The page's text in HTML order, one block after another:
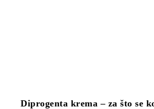
Diprogenta krema – za što se